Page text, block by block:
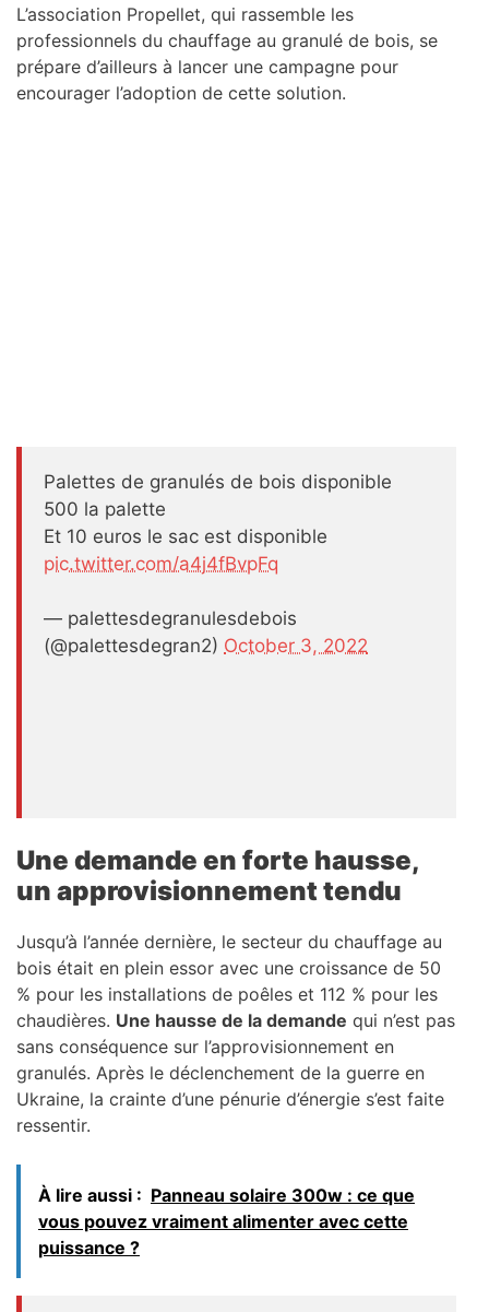
L’association Propellet, qui rassemble les
professionnels du chauffage au granulé de bois, se
prépare d’ailleurs à lancer une campagne pour
encourager l’adoption de cette solution.
Palettes de granulés de bois disponible
500 la palette
Et 10 euros le sac est disponible
pic.twitter.com/a4j4fBvpFq
— palettesdegranulesdebois
(@palettesdegran2) October 3, 2022
Une demande en forte hausse,
un approvisionnement tendu
Jusqu’à l’année dernière, le secteur du chauffage au
bois était en plein essor avec une croissance de 50
% pour les installations de poêles et 112 % pour les
chaudières. Une hausse de la demande qui n’est pas
sans conséquence sur l’approvisionnement en
granulés. Après le déclenchement de la guerre en
Ukraine, la crainte d’une pénurie d’énergie s’est faite
ressentir.
À lire aussi : Panneau solaire 300w : ce que
vous pouvez vraiment alimenter avec cette
puissance ?